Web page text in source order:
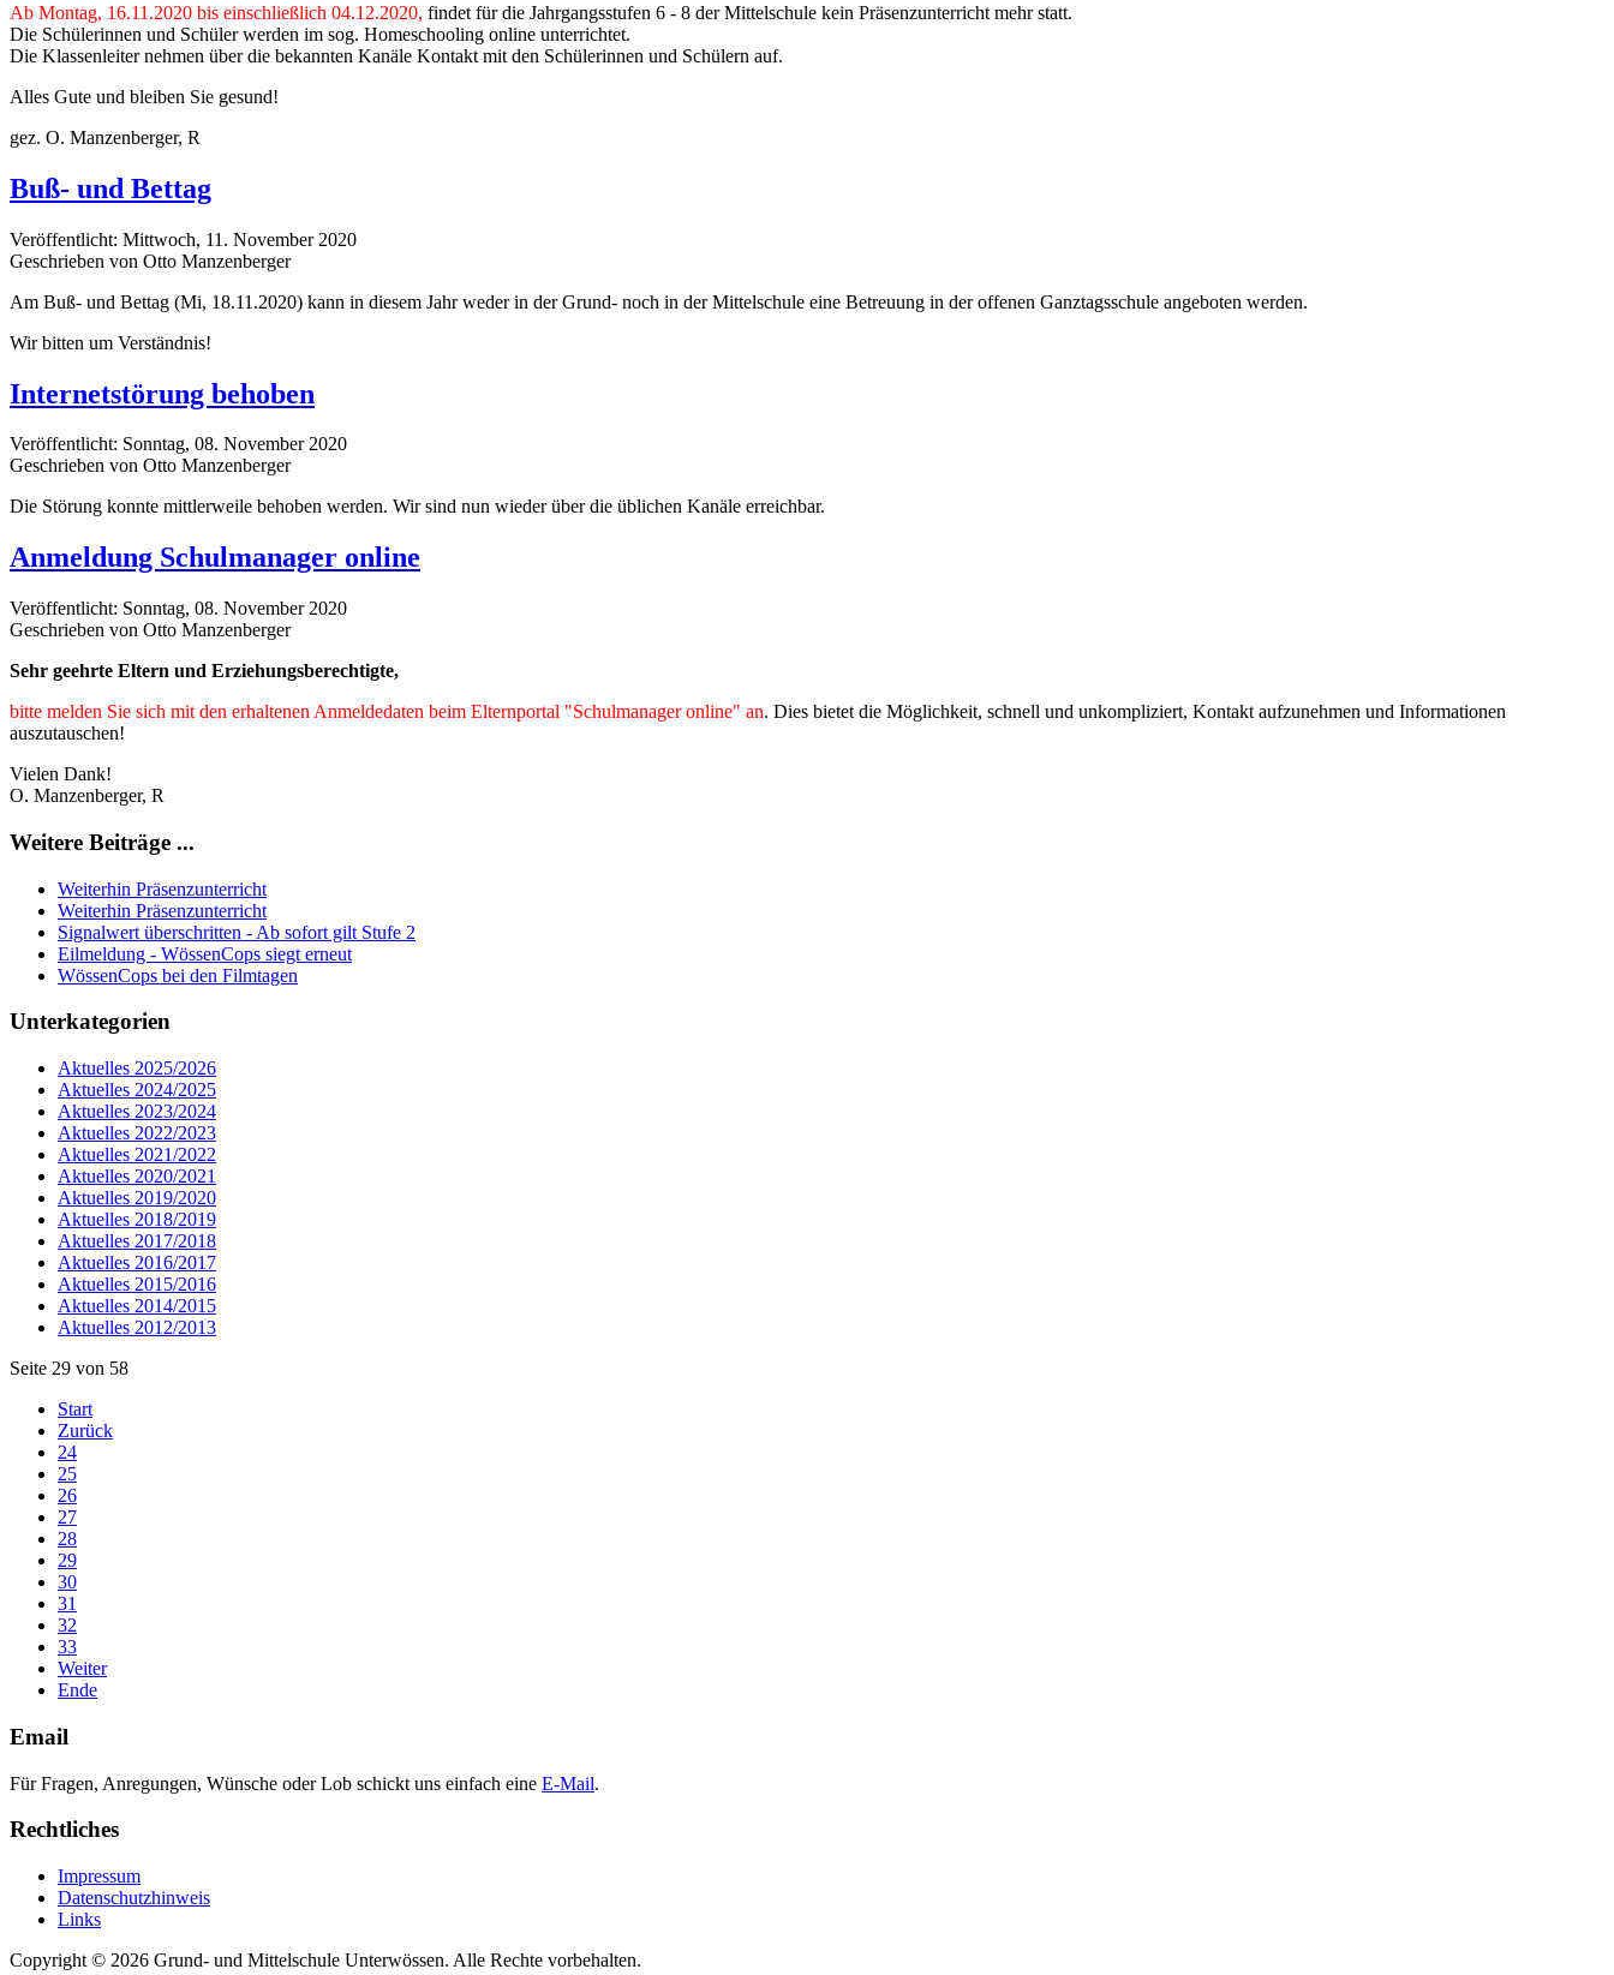
Ab Montag, 16.11.2020 bis einschließlich 04.12.2020, findet für die Jahrgangsstufen 6 - 8 der Mittelschule kein Präsenzunterricht mehr statt.
Die Schülerinnen und Schüler werden im sog. Homeschooling online unterrichtet.
Die Klassenleiter nehmen über die bekannten Kanäle Kontakt mit den Schülerinnen und Schülern auf.
Alles Gute und bleiben Sie gesund!
gez. O. Manzenberger, R
Buß- und Bettag
Veröffentlicht: Mittwoch, 11. November 2020
Geschrieben von Otto Manzenberger
Am Buß- und Bettag (Mi, 18.11.2020) kann in diesem Jahr weder in der Grund- noch in der Mittelschule eine Betreuung in der offenen Ganztagsschule angeboten werden.
Wir bitten um Verständnis!
Internetstörung behoben
Veröffentlicht: Sonntag, 08. November 2020
Geschrieben von Otto Manzenberger
Die Störung konnte mittlerweile behoben werden. Wir sind nun wieder über die üblichen Kanäle erreichbar.
Anmeldung Schulmanager online
Veröffentlicht: Sonntag, 08. November 2020
Geschrieben von Otto Manzenberger
Sehr geehrte Eltern und Erziehungsberechtigte,
bitte melden Sie sich mit den erhaltenen Anmeldedaten beim Elternportal "Schulmanager online" an. Dies bietet die Möglichkeit, schnell und unkompliziert, Kontakt aufzunehmen und Informationen
auszutauschen!
Vielen Dank!
O. Manzenberger, R
Weitere Beiträge ...
Weiterhin Präsenzunterricht
Weiterhin Präsenzunterricht
Signalwert überschritten - Ab sofort gilt Stufe 2
Eilmeldung - WössenCops siegt erneut
WössenCops bei den Filmtagen
Unterkategorien
Aktuelles 2025/2026
Aktuelles 2024/2025
Aktuelles 2023/2024
Aktuelles 2022/2023
Aktuelles 2021/2022
Aktuelles 2020/2021
Aktuelles 2019/2020
Aktuelles 2018/2019
Aktuelles 2017/2018
Aktuelles 2016/2017
Aktuelles 2015/2016
Aktuelles 2014/2015
Aktuelles 2012/2013
Seite 29 von 58
Start
Zurück
24
25
26
27
28
29
30
31
32
33
Weiter
Ende
Email
Für Fragen, Anregungen, Wünsche oder Lob schickt uns einfach eine E-Mail.
Rechtliches
Impressum
Datenschutzhinweis
Links
Copyright © 2026 Grund- und Mittelschule Unterwössen. Alle Rechte vorbehalten.